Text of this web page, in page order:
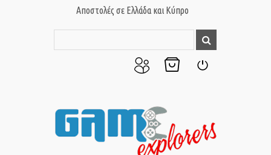
Αποστολές σε Ελλάδα και Κύπρο
μου